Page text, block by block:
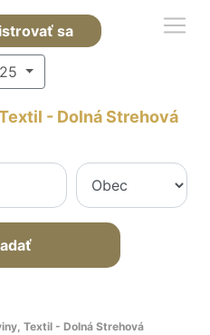
sa
- Dolná Strehová
Textil - Dolná Strehová